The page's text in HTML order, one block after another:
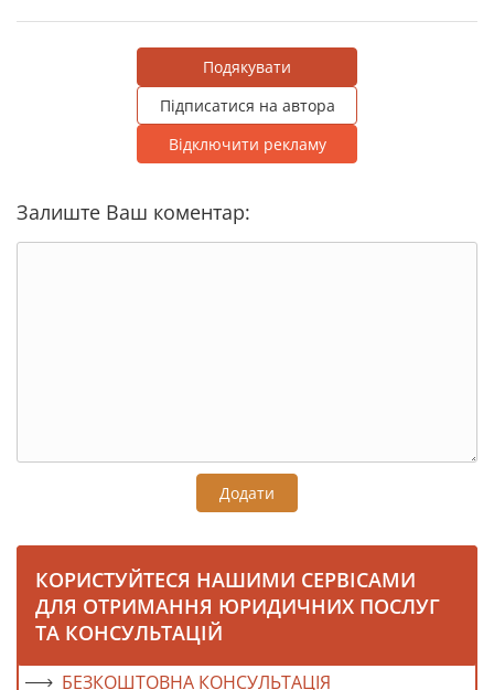
Подякувати
Підписатися на автора
Відключити рекламу
Залиште Ваш коментар:
Додати
КОРИСТУЙТЕСЯ НАШИМИ СЕРВІСАМИ
ДЛЯ ОТРИМАННЯ ЮРИДИЧНИХ ПОСЛУГ
ТА КОНСУЛЬТАЦІЙ
БЕЗКОШТОВНА КОНСУЛЬТАЦІЯ